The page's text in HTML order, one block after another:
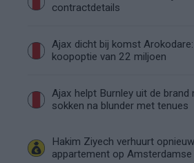
contractdetails
Ajax dicht bij komst
koopoptie van 22 miljoen
Ajax helpt Burnley uit de brand
sokken na blunder met tenues
Hakim Ziyech verhuurt
appartement op Amsterdamse